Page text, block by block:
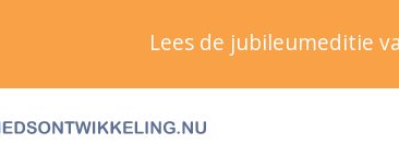
Lees de jubileumeditie